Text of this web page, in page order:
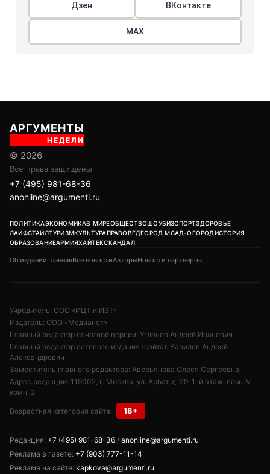
Дзен ВКонтакте
МАХ
АРГУМЕНТЫ
НЕДЕЛИ
© 2026
Все права защищены
+7 (495) 981-68-36
anonline@argumenti.ru
ПОЛИТИКАЭКОНОМИКАВ МИРЕОБЩЕСТВОШОУБИЗСПОРТЗДОРОВЬЕ
ЛАЙФСТАЙЛТУРИЗМКУЛЬТУРАПРАВОВЕДГОРОД МСАД-ОГОРОДИСТОРИЯ
ОБРАЗОВАНИЕАРМИЯХАЙТЕКСКАНДАЛ
Об изданииГлавнаяВсе новостиАвторыНовости партнеров
Учредитель: ООО «ИЦТ и ИЭТ»
Издатель: ООО «Медианет»
Главный редактор печатной версии: Угланов Андрей Иванович
Главный редактор сетевого издания (сайта): Вавилов Андрей
Александрович
Заместитель главного редактора: Аверьянова Олеся Сергеевна
Адрес редакции: 119002, г. Москва, ул. Арбат, д. 29, 1-й этаж, пом. IV,
комн. 2
Возрастная категория сайта: 18+
Редакция: +7 (495) 981-68-36 / anonline@argumenti.ru
Реклама в газете: +7 (903) 777-11-14
Реклама на сайте: kapkova@argumenti.ru